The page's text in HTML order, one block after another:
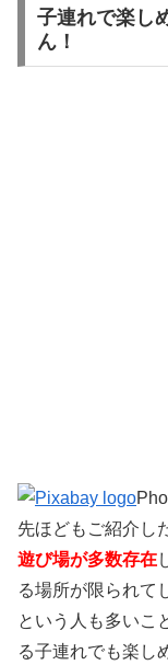
子連れで楽し
ん！
先ほどもご紹介し
遊び場が多数存在
る場所が限られて
という人も多いこ
る子連れでも楽し